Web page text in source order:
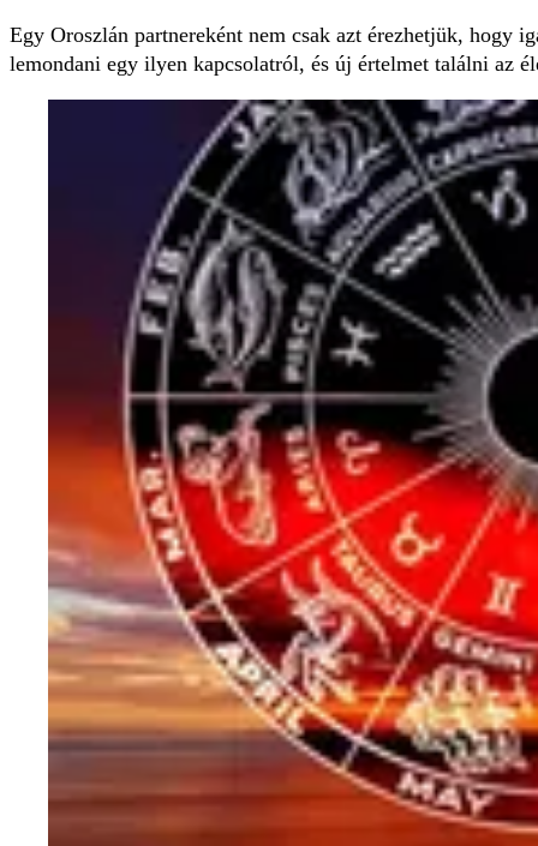
Egy Oroszlán partnereként nem csak azt érezhetjük, hogy
lemondani egy ilyen kapcsolatról, és új értelmet találni az